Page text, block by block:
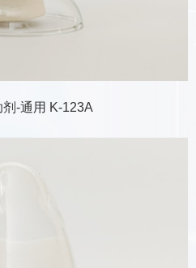
-通用 K-123A